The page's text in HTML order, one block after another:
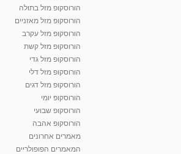
יוסי שר - מתמחה בשיטת אלכסנדר וטאי צ'י
2,738 צפיות
רנה רז-גילו -טיפול אנרגטי ויעוץ רוחני - נומרולוגית
2,315 צפיות
סודות בתאריך הלידה, משמעות חודש הלידה -
ינואר זינה ליבשיץ נומרולוגית
הורוסקופ מזל בתולה
הורוסקופ מזל מאזניים
הורוסקופ מזל עקרב
הורוסקופ מזל קשת
הורוסקופ מזל גדי
הורוסקופ מזל דלי
הורוסקופ מזל דגים
הורוסקופ יומי
הורוסקופ שבועי
הורוסקופ אהבה
מאמרים אחרונים
המאמרים הפופולריים